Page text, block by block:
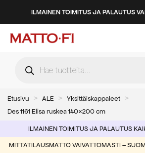
ILMAINEN TOIMITUS JA PALAUTUS
search
Etusivu ALE
Yksittäiskappaleet
Des 1161 Elisa ruskea 140×200 cm
ILMAINEN TOIMITUS JA PALAUTUS
MITTATILAUSMATTO VAIVATTOMASTI –